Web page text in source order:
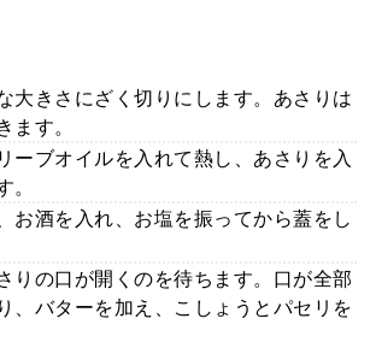
大きさにざく切りにします。あさりは
ます。
ーブオイルを入れて熱し、あさりを入
お酒を入れ、お塩を振ってから蓋をし
りの口が開くのを待ちます。口が全部
、バターを加え、こしょうとパセリを